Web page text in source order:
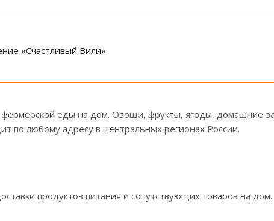
«Счастливый Вили»
еды на дом. Овощи, фрукты, ягоды, домашние
по любому адресу в центральных регионах России.
продуктов питания и сопутствующих товаров на дом.